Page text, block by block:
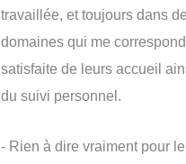
travaillée, et toujours dans
domaines qui me
satisfaite de leurs accueil
du suivi personnel.
- Rien à dire vraiment pour le